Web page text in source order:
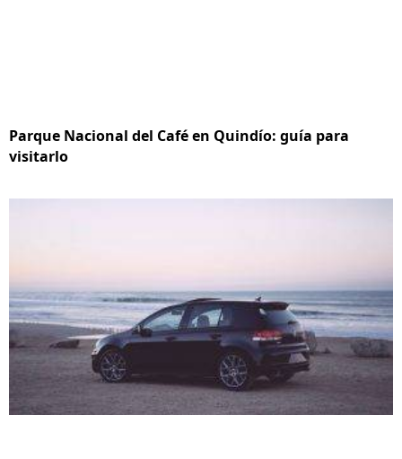
Parque Nacional del Café en Quindío: guía para
visitarlo